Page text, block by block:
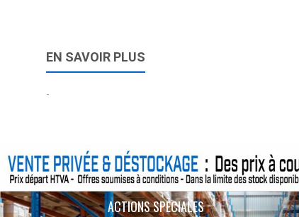
EN SAVOIR PLUS
-
ACTIONS SPÉCIALES